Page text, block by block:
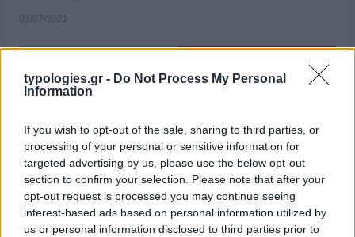
typologies.gr - Do Not Process My Personal
Information
If you wish to opt-out of the sale, sharing to third parties, or
processing of your personal or sensitive information for
targeted advertising by us, please use the below opt-out
section to confirm your selection. Please note that after your
opt-out request is processed you may continue seeing
interest-based ads based on personal information utilized by
us or personal information disclosed to third parties prior to
01/07/2021